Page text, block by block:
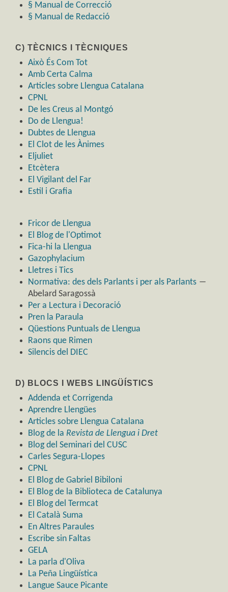
§ Manual de Correcció
§ Manual de Redacció
C) TÈCNICS I TÈCNIQUES
Això És Com Tot
Amb Certa Calma
Articles sobre Llengua Catalana
CPNL
De les Creus al Montgó
Do de Llengua!
Dubtes de Llengua
El Clot de les Ànimes
Eljuliet
Etcètera
El Vigilant del Far
Estil i Grafia
Fricor de Llengua
El Blog de l'Optimot
Fica-hi la Llengua
Gazophylacium
Lletres i Tics
Normativa: des dels Parlants i per als Parlants ―
Abelard Saragossà
Per a Lectura i Decoració
Pren la Paraula
Qüestions Puntuals de Llengua
Raons que Rimen
Silencis del DIEC
D) BLOCS I WEBS LINGÜÍSTICS
Addenda et Corrigenda
Aprendre Llengües
Articles sobre Llengua Catalana
Blog de la Revista de Llengua i Dret
Blog del Seminari del CUSC
Carles Segura-Llopes
CPNL
El Blog de Gabriel Bibiloni
El Blog de la Biblioteca de Catalunya
El Blog del Termcat
El Català Suma
En Altres Paraules
Escribe sin Faltas
GELA
La parla d'Oliva
La Peña Lingüística
Langue Sauce Picante